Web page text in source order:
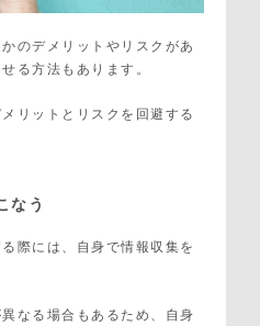
のデメリットやリスクがあ
る方法もあります。
リットとリスクを回避する
なう
際には、自身で情報収集を
なる場合もあるため、自身